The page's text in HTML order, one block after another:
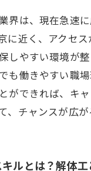
界は、現在急速
に近く、アクセ
しやすい環境が
も働きやすい職
ができれば、キ
、チャンスが広
ルとは？解体